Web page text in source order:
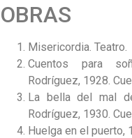
OBRAS
Misericordia. Teatro.
Cuentos para
Rodríguez, 1928.
La bella del mal
Rodríguez, 1930.
Huelga en el puerto,